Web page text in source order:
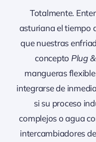
Totalmente.
asturiana el tiempo
que nuestras
concepto Plug
mangueras
integrarse de
si su proceso
complejos o agua
intercambiadores